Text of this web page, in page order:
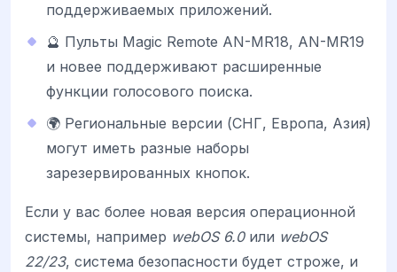
поддерживаемых приложений.
🔮 Пульты Magic Remote AN-MR18, AN-MR19
и новее поддерживают расширенные
функции голосового поиска.
🌍 Региональные версии (СНГ, Европа, Азия)
могут иметь разные наборы
зарезервированных кнопок.
Если у вас более новая версия операционной
системы, например webOS 6.0или webOS
22/23, система безопасности будет строже, и